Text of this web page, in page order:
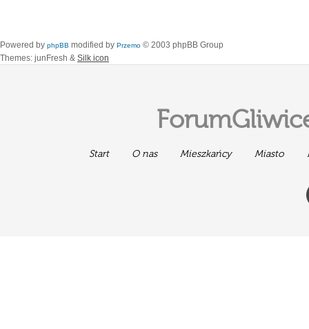
Powered by phpBB modified by Przemo © 2003 phpBB Group
Themes: junFresh & Silk icon
Start O nas Mieszkańcy Miasto